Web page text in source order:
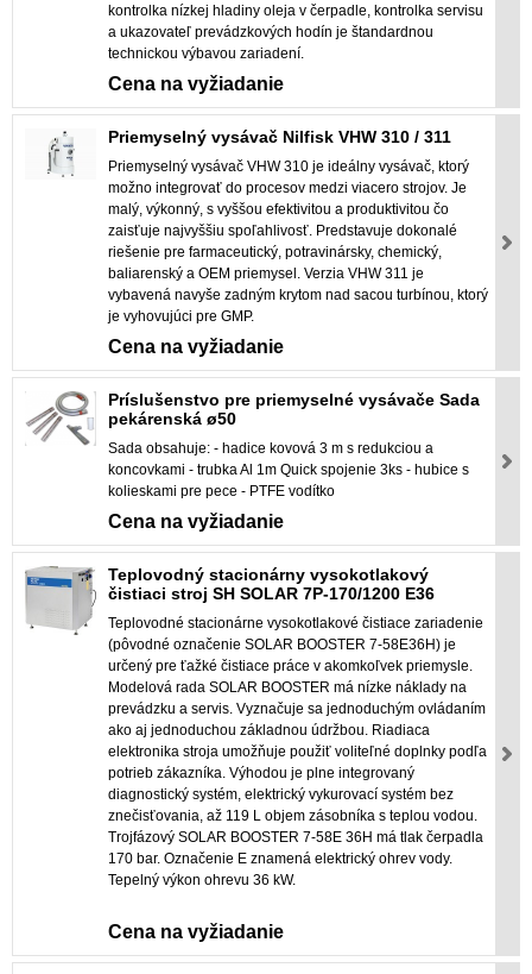
kontrolka nízkej hladiny oleja v čerpadle, kontrolka servisu
a ukazovateľ prevádzkových hodín je štandardnou
technickou výbavou zariadení.
Cena na vyžiadanie
Priemyselný vysávač Nilfisk VHW 310 / 311
Priemyselný vysávač VHW 310 je ideálny vysávač, ktorý
možno integrovať do procesov medzi viacero strojov. Je
malý, výkonný, s vyššou efektivitou a produktivitou čo
zaisťuje najvyššiu spoľahlivosť. Predstavuje dokonalé
riešenie pre farmaceutický, potravinársky, chemický,
baliarenský a OEM priemysel. Verzia VHW 311 je
vybavená navyše zadným krytom nad sacou turbínou, ktorý
je vyhovujúci pre GMP.
Cena na vyžiadanie
Príslušenstvo pre priemyselné vysávače Sada
pekárenská ø50
Sada obsahuje: - hadice kovová 3 m s redukciou a
koncovkami - trubka Al 1m Quick spojenie 3ks - hubice s
kolieskami pre pece - PTFE vodítko
Cena na vyžiadanie
Teplovodný stacionárny vysokotlakový
čistiaci stroj SH SOLAR 7P-170/1200 E36
Teplovodné stacionárne vysokotlakové čistiace zariadenie
(pôvodné označenie SOLAR BOOSTER 7-58E36H) je
určený pre ťažké čistiace práce v akomkoľvek priemysle.
Modelová rada SOLAR BOOSTER má nízke náklady na
prevádzku a servis. Vyznačuje sa jednoduchým ovládaním
ako aj jednoduchou základnou údržbou. Riadiaca
elektronika stroja umožňuje použiť voliteľné doplnky podľa
potrieb zákazníka. Výhodou je plne integrovaný
diagnostický systém, elektrický vykurovací systém bez
znečisťovania, až 119 L objem zásobníka s teplou vodou.
Trojfázový SOLAR BOOSTER 7-58E 36H má tlak čerpadla
170 bar. Označenie E znamená elektrický ohrev vody.
Tepelný výkon ohrevu 36 kW.
Cena na vyžiadanie